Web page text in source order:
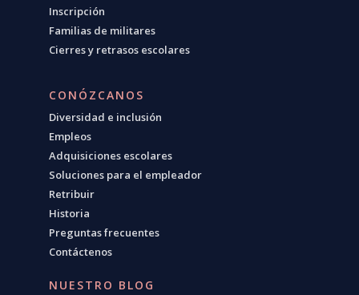
Inscripción
Familias de militares
Cierres y retrasos escolares
CONÓZCANOS
Diversidad e inclusión
Empleos
Adquisiciones escolares
Soluciones para el empleador
Retribuir
Historia
Preguntas frecuentes
Contáctenos
NUESTRO BLOG